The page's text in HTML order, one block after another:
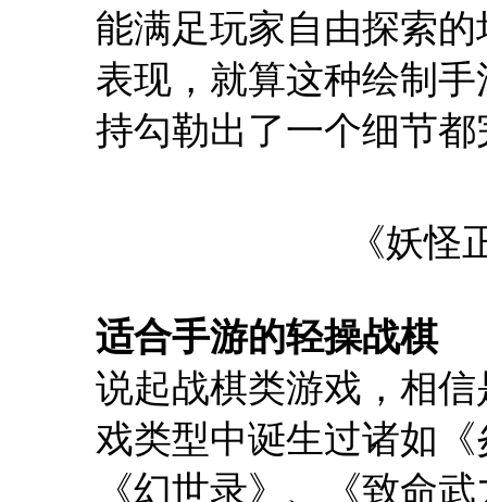
能满足玩家自由探索
表现，就算这种绘制
持勾勒出了一个细节
《妖
适合手游的轻操战棋
说起战棋类游戏，相
戏类型中诞生过诸如
《幻世录》、《致命